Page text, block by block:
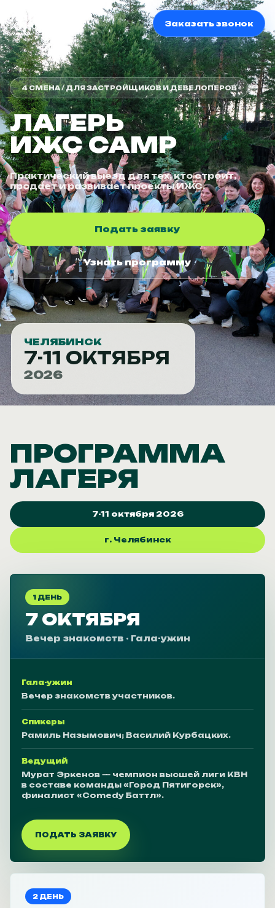
Заказать звонок
4 СМЕНА / ДЛЯ ЗАСТРОЙЩИКОВ И ДЕВЕЛОПЕРОВ
ЛАГЕРЬ
ИЖС CAMP
Практический выезд для тех, кто строит,
продает и развивает проекты ИЖС.
Подать заявку
Узнать программу
ЧЕЛЯБИНСК
7-11 ОКТЯБРЯ
2026
ПРОГРАММА
ЛАГЕРЯ
7-11 октября 2026
г. Челябинск
1 ДЕНЬ
7 ОКТЯБРЯ
Вечер знакомств · Гала-ужин
Гала-ужин
Вечер знакомств участников.
Спикеры
Рамиль Назымович; Василий Курбацких.
Ведущий
Мурат Эркенов — чемпион высшей лиги КВН
в составе команды «Город Пятигорск»,
финалист «Comedy Баттл».
ПОДАТЬ ЗАЯВКУ
2 ДЕНЬ